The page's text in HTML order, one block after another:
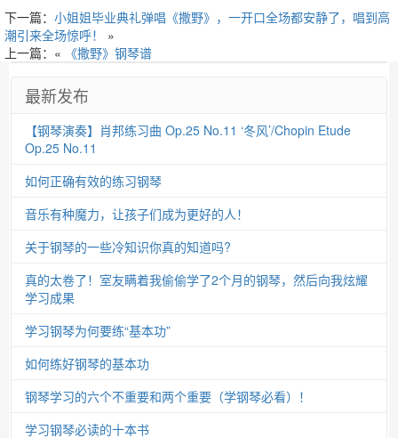
下一篇： 小姐姐毕业典礼弹唱《撒野》，一开口全场都安静了，唱到高
潮引来全场惊呼！
»
上一篇：« 《撒野》钢琴谱
最新发布
【钢琴演奏】肖邦练习曲 Op.25 No.11 ‘冬风’/Chopin Etude
Op.25 No.11
如何正确有效的练习钢琴
音乐有种魔力，让孩子们成为更好的人！
关于钢琴的一些冷知识你真的知道吗?
真的太卷了！室友瞒着我偷偷学了2个月的钢琴，然后向我炫耀
学习成果
学习钢琴为何要练“基本功”
如何练好钢琴的基本功
钢琴学习的六个不重要和两个重要（学钢琴必看）！
学习钢琴必读的十本书